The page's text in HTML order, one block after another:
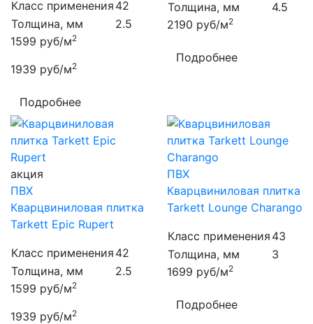
Класс применения 42
Толщина, мм
2.5
1599 руб/м2
1939 руб/м2
Подробнее
Толщина, мм
4.5
2190 руб/м2
Подробнее
акция
ПВХ
Кварцвиниловая плитка
Tarkett Epic Rupert
Класс применения 42
Толщина, мм
2.5
1599 руб/м2
1939 руб/м2
ПВХ
Кварцвиниловая плитка
Tarkett Lounge Charango
Класс применения 43
Толщина, мм
3
1699 руб/м2
Подробнее